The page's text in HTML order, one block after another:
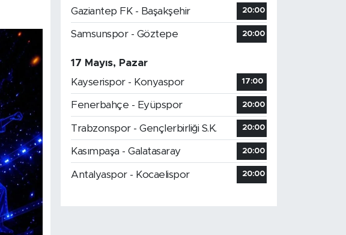
Gaziantep FK - Başakşehir 20:00
Samsunspor - Göztepe 20:00
17 Mayıs, Pazar
Kayserispor - Konyaspor
17:00
Fenerbahçe - Eyüpspor 20:00
Trabzonspor - Gençlerbirliği S.K. 20:00
Kasımpaşa - Galatasaray 20:00
Antalyaspor - Kocaelispor 20:00